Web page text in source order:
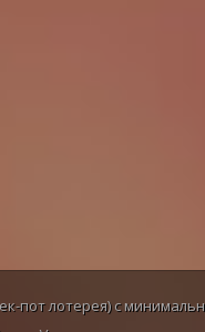
пот лотерея) с